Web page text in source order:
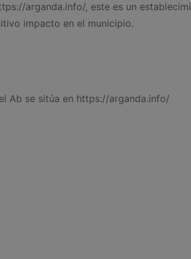
arganda.info/, este es un
impacto en el municipio.
Ab se sitúa en https://arganda.info/